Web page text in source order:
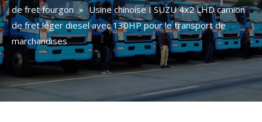
de fret fourgon » Usine chinoise I SUZU 4x2 LHD camion
de fret léger diesel avec 130HP pour le transport de
marchandises